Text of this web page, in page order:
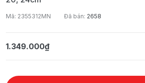
Mã: 2355312MN Đã bán: 2658
1.349.000₫